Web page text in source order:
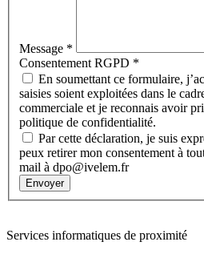
Message *
Consentement RGPD *
En soumettant ce formulaire,
saisies soient exploitées dans le
commerciale et je reconnais avoir
politique de confidentialité.
Par cette déclaration, je suis
peux retirer mon consentement à
mail à dpo@ivelem.fr
Envoyer
Services informatiques de proximité